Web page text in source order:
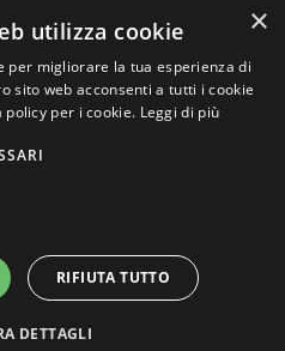
con WordPress
| Basato sul Prototipo per siti
×
utilizza cookie
per migliorare la tua esperienza di
sito web acconsenti a tutti i cookie
per i cookie. Leggi di più
RIFIUTA TUTTO
DETTAGLI